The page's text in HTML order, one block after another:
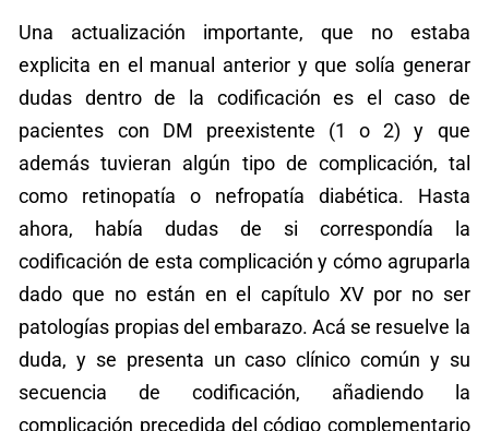
Una actualización importante, que no estaba
explicita en el manual anterior y que solía generar
dudas dentro de la codificación es el caso de
pacientes con DM preexistente (1 o 2) y que
además tuvieran algún tipo de complicación, tal
como retinopatía o nefropatía diabética. Hasta
ahora, había dudas de si correspondía la
codificación de esta complicación y cómo agruparla
dado que no están en el capítulo XV por no ser
patologías propias del embarazo. Acá se resuelve la
duda, y se presenta un caso clínico común y su
secuencia de codificación, añadiendo la
complicación precedida del código complementario